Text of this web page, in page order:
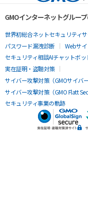
GMOインターネットグルー
世界初総合ネットセキュリティ
パスワード漏洩診断
Webサ
セキュリティ相談AIチャットボッ
実在証明・盗聴対策
サイバー攻撃対策（GMOサイバ
サイバー攻撃対策（GMO Flatt
セキュリティ事業の軌跡